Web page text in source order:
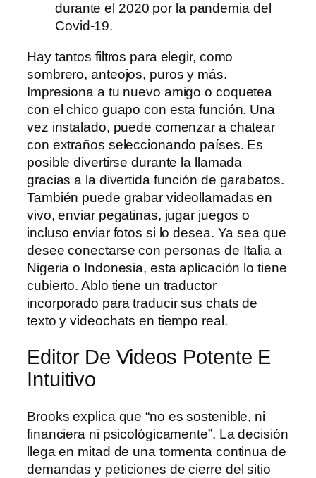
durante el 2020 por la pandemia del
Covid-19.
Hay tantos filtros para elegir, como
sombrero, anteojos, puros y más.
Impresiona a tu nuevo amigo o coquetea
con el chico guapo con esta función. Una
vez instalado, puede comenzar a chatear
con extraños seleccionando países. Es
posible divertirse durante la llamada
gracias a la divertida función de garabatos.
También puede grabar videollamadas en
vivo, enviar pegatinas, jugar juegos o
incluso enviar fotos si lo desea. Ya sea que
desee conectarse con personas de Italia a
Nigeria o Indonesia, esta aplicación lo tiene
cubierto. Ablo tiene un traductor
incorporado para traducir sus chats de
texto y videochats en tiempo real.
Editor De Videos Potente E
Intuitivo
Brooks explica que “no es sostenible, ni
financiera ni psicológicamente”. La decisión
llega en mitad de una tormenta continua de
demandas y peticiones de cierre del sitio